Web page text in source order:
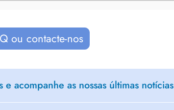
ou contacte-nos
e acompanhe as nossas últimas notícias